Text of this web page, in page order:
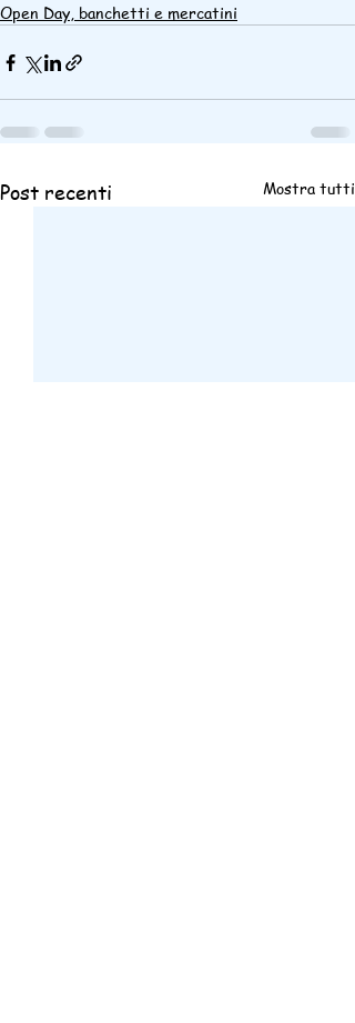
Open Day, banchetti e mercatini
Post recenti Mostra tutti